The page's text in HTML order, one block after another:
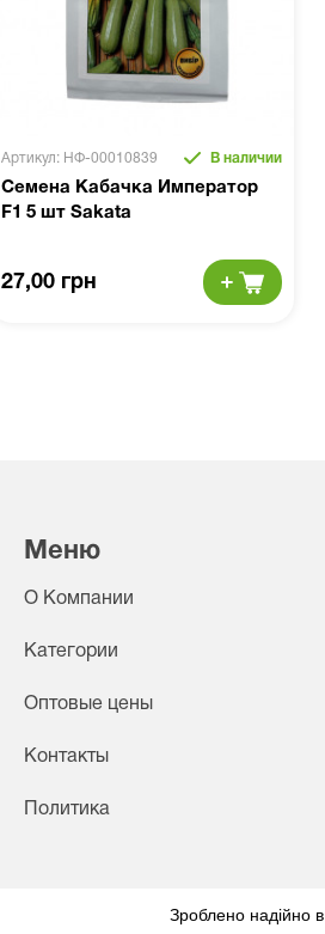
Артикул: НФ-00010839 В наличии
Семена Кабачка Император
F1 5 шт Sakata
27,00 грн
Меню
О Компании
Категории
Оптовые цены
Контакты
Политика
Зроблено надійно в